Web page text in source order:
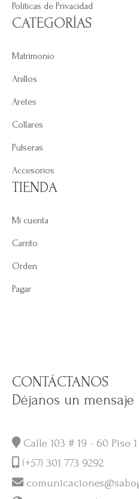
Políticas de Privacidad
CATEGORÍAS
Matrimonio
Anillos
Aretes
Collares
Pulseras
Accesorios
TIENDA
Mi cuenta
Carrito
Orden
Pagar
CONTÁCTANOS
Déjanos un
Calle 103 # 19 - 60 Piso 1
(+57) 301 773 9292